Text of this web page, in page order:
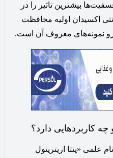
بیشترین تاثیر را در
اکسیدان اولیه محافظت
نمونه‌های معروف آن است.
علمی «پنتا اریتریتول